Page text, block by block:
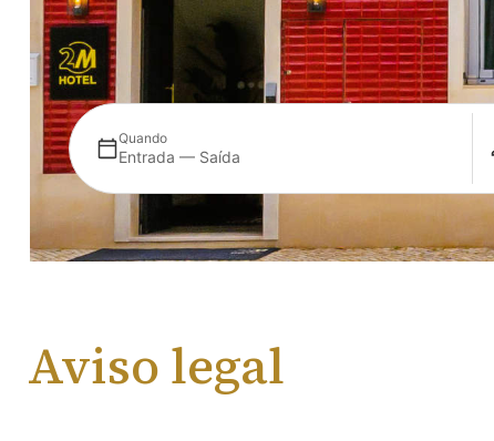
Quando
Entrada — Saída
Aviso legal